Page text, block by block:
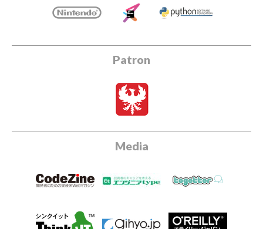
Patron
Media